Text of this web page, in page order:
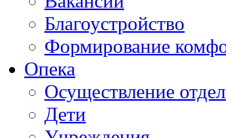
Благоустройство
Формирование
Опека
Осуществление
Дети